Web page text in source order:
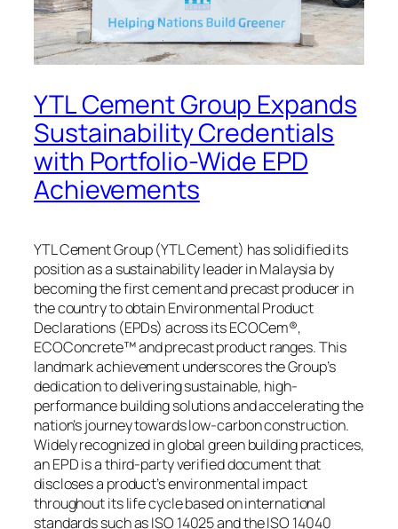
YTL Cement Group Expands
Sustainability Credentials
with Portfolio-Wide EPD
Achievements
YTL Cement Group (YTL Cement) has solidified its
position as a sustainability leader in Malaysia by
becoming the first cement and precast producer in
the country to obtain Environmental Product
Declarations (EPDs) across its ECOCem®,
ECOConcrete™ and precast product ranges. This
landmark achievement underscores the Group’s
dedication to delivering sustainable, high-
performance building solutions and accelerating the
nation’s journey towards low-carbon construction.
Widely recognized in global green building practices,
an EPD is a third-party verified document that
discloses a product’s environmental impact
throughout its life cycle based on international
standards such as ISO 14025 and the ISO 14040